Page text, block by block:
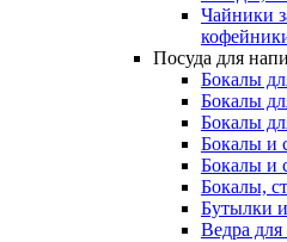
Чайники
Посуда для
Бокалы
Бокалы
Бокалы
Бокалы и
Бокалы и
Бокалы,
Бутылки
Ведра